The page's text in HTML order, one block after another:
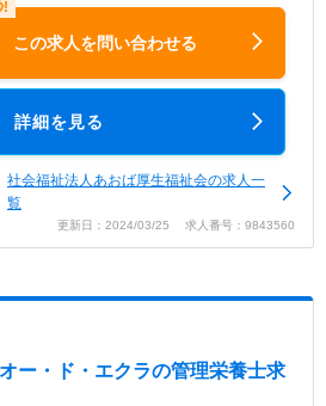
この求人を問い合わせる
詳細を見る
社会福祉法人あおば厚生福祉会の求人一
覧
更新日：2024/03/25 求人番号：9843560
ー・ド・エクラの管理栄養士求